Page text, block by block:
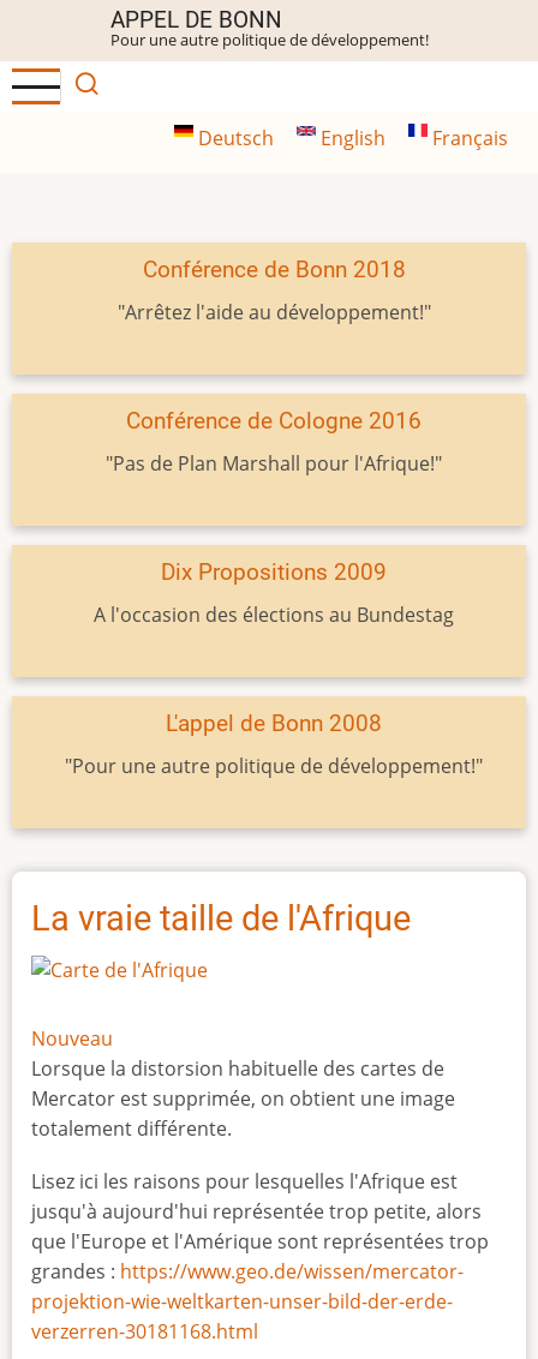
contenu
principal
APPEL DE BONN
Pour une autre politique de développement!
Deutsch English Français
Conférence de Bonn 2018
"Arrêtez l'aide au développement!"
Conférence de Cologne 2016
"Pas de Plan Marshall pour l'Afrique!"
Dix Propositions 2009
A l'occasion des élections au Bundestag
L'appel de Bonn 2008
"Pour une autre politique de développement!"
La vraie taille de l'Afrique
Nouveau
Lorsque la distorsion habituelle des cartes de
Mercator est supprimée, on obtient une image
totalement différente.
Lisez ici les raisons pour lesquelles l'Afrique est
jusqu'à aujourd'hui représentée trop petite, alors
que l'Europe et l'Amérique sont représentées trop
grandes : https://www.geo.de/wissen/mercator-
projektion-wie-weltkarten-unser-bild-der-erde-
verzerren-30181168.html